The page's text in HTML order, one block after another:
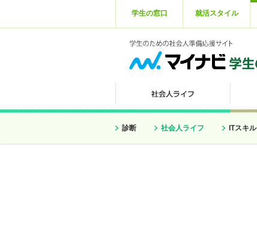
学生の窓口 就活スタイル
診断 社会人ライフ ITスキル